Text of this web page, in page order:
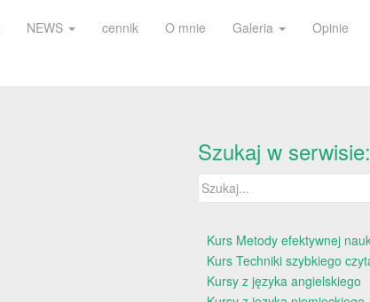
NEWS cennik O mnie Galeria Opinie
Szukaj w serwisie:
Szukaj:
Kurs Metody efektywnej
Kurs Techniki szybkiego
Kursy z języka angielskiego